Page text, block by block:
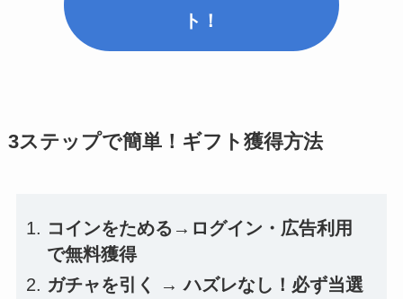
ト！
3ステップで簡単！ギフト獲得方法
コインをためる→ログイン・広告利用
で無料獲得
ガチャを引く → ハズレなし！必ず当選